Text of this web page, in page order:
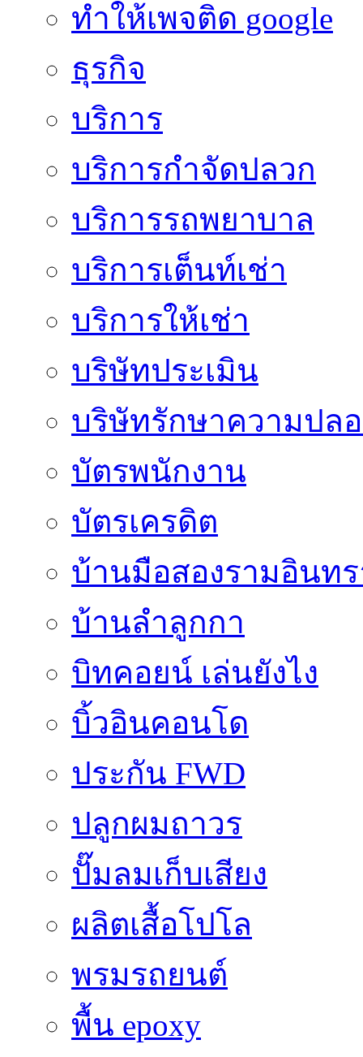
ทําให้เพจติด google
ธุรกิจ
บริการ
บริการกำจัดปลวก
บริการรถพยาบาล
บริการเต็นท์เช่า
บริการให้เช่า
บริษัทประเมิน
บริษัทรักษาความปล
บัตรพนักงาน
บัตรเครดิต
บ้านมือสองรามอินท
บ้านลำลูกกา
บิทคอยน์ เล่นยังไง
บิ้วอินคอนโด
ประกัน FWD
ปลูกผมถาวร
ปั๊มลมเก็บเสียง
ผลิตเสื้อโปโล
พรมรถยนต์
พื้น epoxy